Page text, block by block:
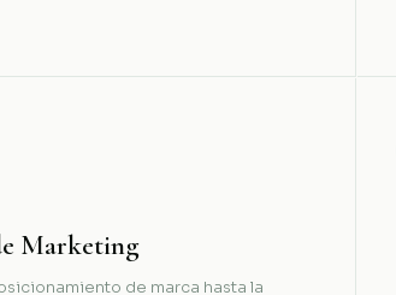
Marketing
de marca hasta la